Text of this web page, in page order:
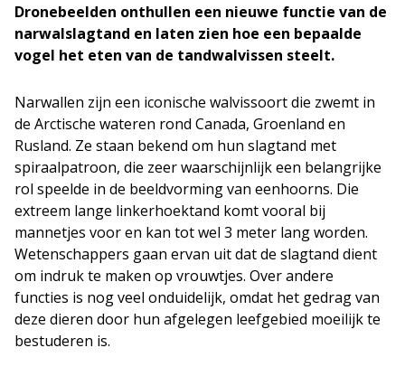
Dronebeelden onthullen een nieuwe functie van de
narwalslagtand en laten zien hoe een bepaalde
vogel het eten van de tandwalvissen steelt.
Narwallen zijn een iconische walvissoort die zwemt in
de Arctische wateren rond Canada, Groenland en
Rusland. Ze staan bekend om hun slagtand met
spiraalpatroon, die zeer waarschijnlijk een belangrijke
rol speelde in de beeldvorming van eenhoorns. Die
extreem lange linkerhoektand komt vooral bij
mannetjes voor en kan tot wel 3 meter lang worden.
Wetenschappers gaan ervan uit dat de slagtand dient
om indruk te maken op vrouwtjes. Over andere
functies is nog veel onduidelijk, omdat het gedrag van
deze dieren door hun afgelegen leefgebied moeilijk te
bestuderen is.